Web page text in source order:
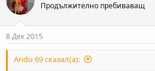
и
и
:
Продължително пребиваващ
8 Дек 2015
Andu 69 сказал(а):